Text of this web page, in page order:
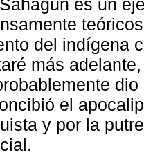
es un
del indígena
más
el
y por la